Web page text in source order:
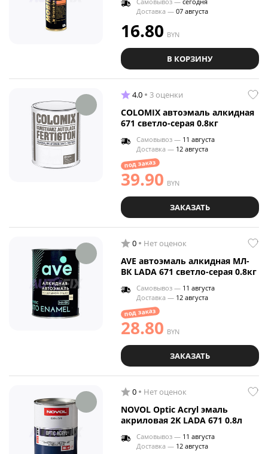
Доставка — 07 августа
16.80 BYN
В КОРЗИНУ
4.0 3 оценки
COLOMIX автоэмаль алкидная
671 светло-серая 0.8кг
Самовывоз — 11 августа
Доставка — 12 августа
под заказ
39.90 BYN
ЗАКАЗАТЬ
0 Нет оценок
AVE автоэмаль алкидная МЛ-
ВК LADA 671 светло-серая 0.8кг
Самовывоз — 11 августа
Доставка — 12 августа
под заказ
28.80 BYN
ЗАКАЗАТЬ
0 Нет оценок
NOVOL Optic Acryl эмаль
акриловая 2K LADA 671 0.8л
Самовывоз — 11 августа
Доставка — 12 августа